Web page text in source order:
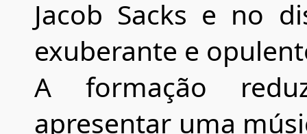
Jacob Sacks e no
exuberante e
A formação
apresentar uma